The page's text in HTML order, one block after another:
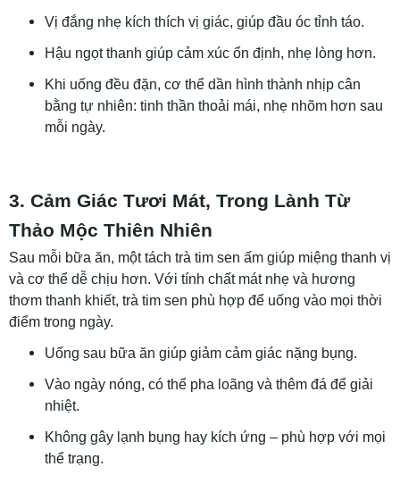
Vị đắng nhẹ kích thích vị giác, giúp đầu óc tỉnh táo.
Hậu ngọt thanh giúp cảm xúc ổn định, nhẹ lòng hơn.
Khi uống đều đặn, cơ thể dần hình thành nhịp cân
bằng tự nhiên: tinh thần thoải mái, nhẹ nhõm hơn sau
mỗi ngày.
3. Cảm Giác Tươi Mát, Trong Lành Từ
Thảo Mộc Thiên Nhiên
Sau mỗi bữa ăn, một tách trà tim sen ấm giúp miệng thanh vị
và cơ thể dễ chịu hơn. Với tính chất mát nhẹ và hương
thơm thanh khiết, trà tim sen phù hợp để uống vào mọi thời
điểm trong ngày.
Uống sau bữa ăn giúp giảm cảm giác nặng bụng.
Vào ngày nóng, có thể pha loãng và thêm đá để giải
nhiệt.
Không gây lạnh bụng hay kích ứng – phù hợp với mọi
thể trạng.